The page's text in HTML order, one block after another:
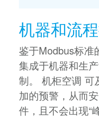
机器和流
鉴于Modbus标准
集成于机器和生
制。 机柜空调 可
加的预警，从而
件，且不会出现“峰